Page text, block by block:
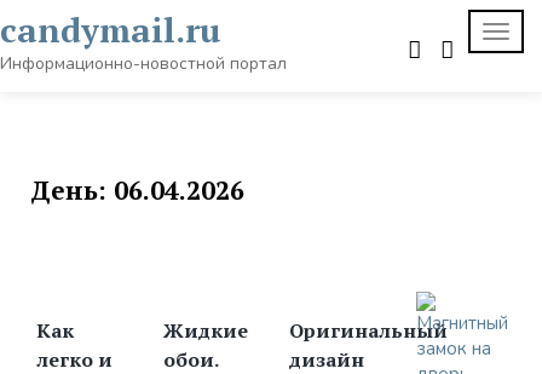
to
content
candymail.ru
Информационно-новостной портал
День: 06.04.2026
Как
легко и
Жидкие
обои.
Оригинальный
дизайн